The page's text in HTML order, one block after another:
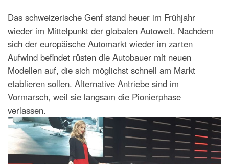
Das schweizerische Genf stand heuer im Frühjahr
wieder im Mittelpunkt der globalen Autowelt. Nachdem
sich der europäische Automarkt wieder im zarten
Aufwind befindet rüsten die Autobauer mit neuen
Modellen auf, die sich möglichst schnell am Markt
etablieren sollen. Alternative Antriebe sind im
Vormarsch, weil sie langsam die Pionierphase
verlassen.